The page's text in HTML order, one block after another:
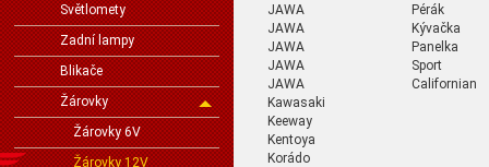
Světlomety
Zadní lampy
Blikače
Žárovky
Žárovky 6V
Žárovky 12V
JAWA
Pérák
JAWA
Kývačka
JAWA
Panelka
JAWA
Sport
JAWA
Californian
Kawasaki
Keeway
Kentoya
Korádo